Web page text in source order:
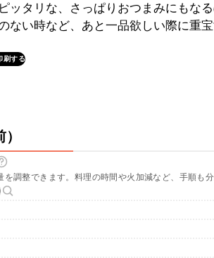
ッタリな、さっぱりおつまみにもな
ない時など、あと一品欲しい際に重
刷する
）
を調整できます。料理の時間や火加減など、手順も